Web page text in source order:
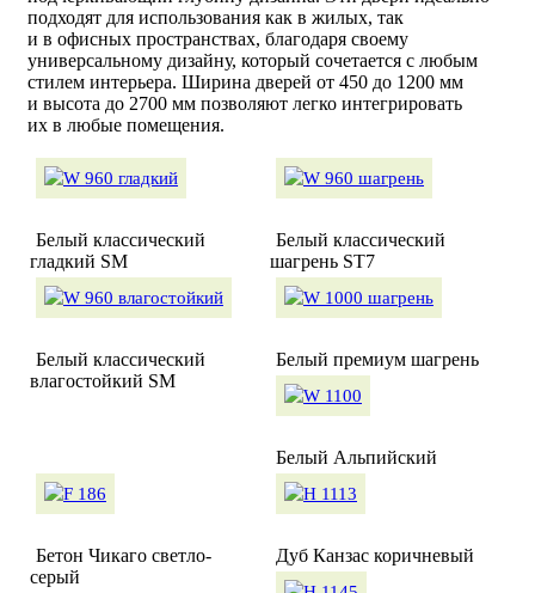
подходят для использования как в жилых, так
и в офисных пространствах, благодаря своему
универсальному дизайну, который сочетается с любым
стилем интерьера. Ширина дверей от 450 до 1200 мм
и высота до 2700 мм позволяют легко интегрировать
их в любые помещения.
Белый классический
гладкий SM
Белый классический
шагрень ST7
Белый классический
влагостойкий SM
Белый премиум шагрень
Белый Альпийский
Бетон Чикаго светло-
серый
Дуб Канзас коричневый